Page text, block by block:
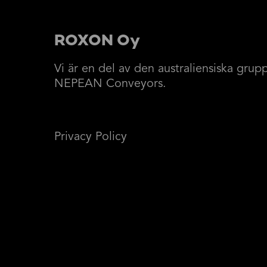
ROXON Oy
Vi är en del av den australiensiska
NEPEAN Conveyors.
Privacy Policy